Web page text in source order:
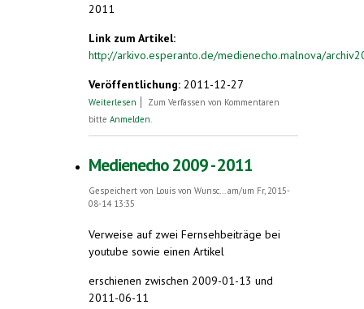
2011
Link zum Artikel:
http://arkivo.esperanto.de/medienecho.malnova/
Veröffentlichung: 2011-12-27
Weiterlesen über Medienecho 2011, Juli - Dez.
Zum Verfassen von Kommentaren
bitte Anmelden
Medienecho 2009 - 2011
Gespeichert von Louis von Wunsc...am/um Fr, 2015-
08-14 13:35
Verweise auf zwei Fernsehbeiträge bei
youtube sowie einen Artikel
erschienen zwischen 2009-01-13 und
2011-06-11